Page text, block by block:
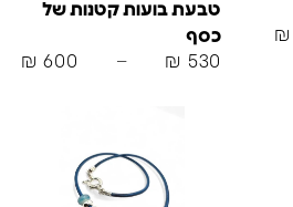
₪
טבעת בועות קטנות של
כסף
₪ 530
–
₪ 600